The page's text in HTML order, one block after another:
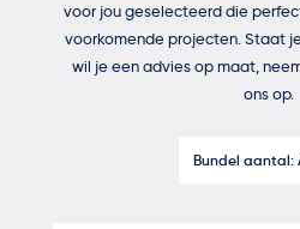
voor jou geselecteerd die
voorkomende projecten. Staat
wil je een advies op maat,
ons op.
Bundel aantal: